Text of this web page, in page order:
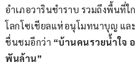
อำเภอวารินชำราบ รวมถึงพื้นที่ใ
โลกโซเชียลแห่อนุโมทนาบุญ แล
ชื่นชมอีกว่า “บ้านคนรวยน้ำใจ
พันล้าน”